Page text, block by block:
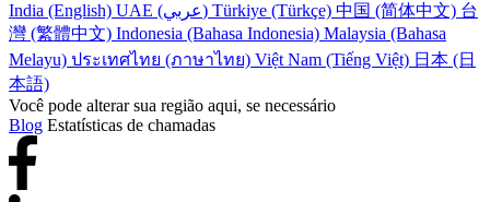
India (English)
UAE (عربي) Türkiye (Türkçe) 中国 (简体中文) 台
灣 (繁體中文) Indonesia (Bahasa Indonesia) Malaysia (Bahasa
Melayu) ประเทศไทย (ภาษาไทย) Việt Nam (Tiếng Việt) 日本 (日
本語)
Você pode alterar sua região aqui, se necessário
Blog Estatísticas de chamadas